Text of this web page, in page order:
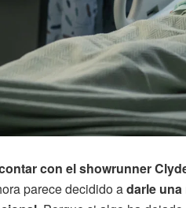
con el showrunner
parece decidido adarle